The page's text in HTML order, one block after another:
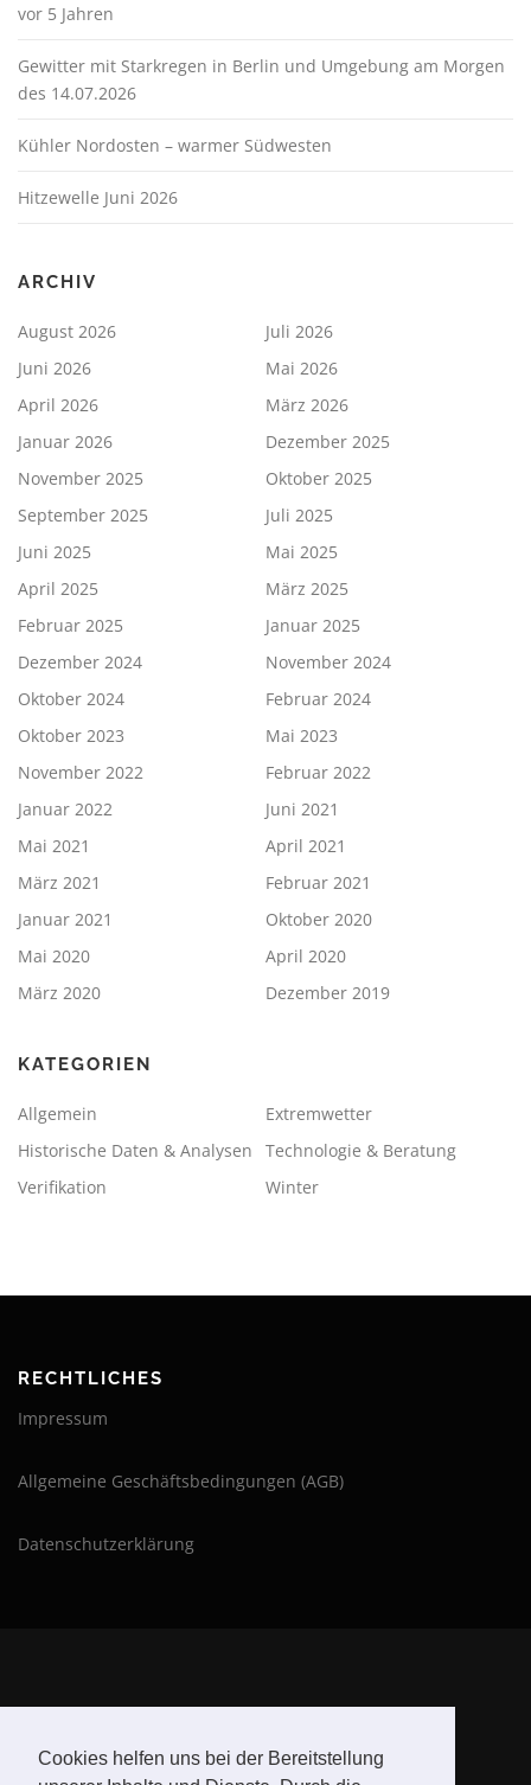
Cookies helfen uns bei der Bereitstellung
vor 5 Jahren
Gewitter mit Starkregen in Berlin und Umgebung am Morgen
des 14.07.2026
Kühler Nordosten – warmer Südwesten
Hitzewelle Juni 2026
ARCHIV
August 2026
Juli 2026
Juni 2026
Mai 2026
April 2026
März 2026
Januar 2026
Dezember 2025
November 2025
Oktober 2025
September 2025
Juli 2025
Juni 2025
Mai 2025
April 2025
März 2025
Februar 2025
Januar 2025
Dezember 2024
November 2024
Oktober 2024
Februar 2024
Oktober 2023
Mai 2023
November 2022
Februar 2022
Januar 2022
Juni 2021
Mai 2021
April 2021
März 2021
Februar 2021
Januar 2021
Oktober 2020
Mai 2020
April 2020
März 2020
Dezember 2019
KATEGORIEN
Allgemein
Extremwetter
Historische Daten & Analysen
Technologie & Beratung
Verifikation
Winter
RECHTLICHES
Impressum
Allgemeine Geschäftsbedingungen (AGB)
Datenschutzerklärung